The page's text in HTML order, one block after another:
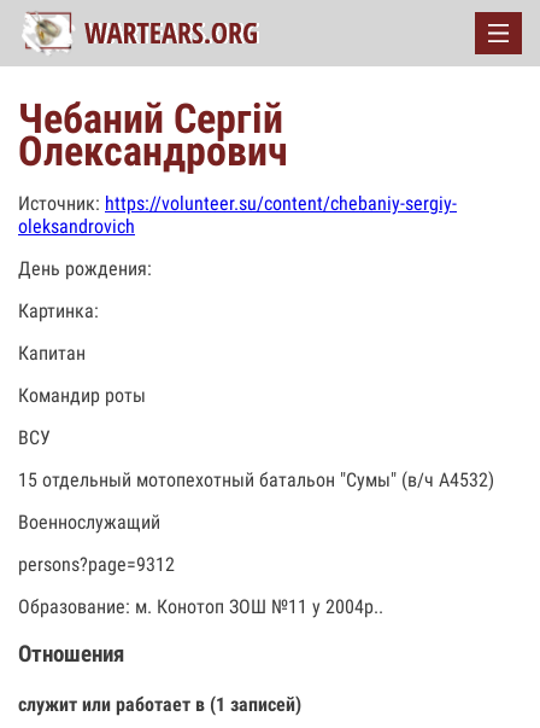
Чебаний Сергій
Олександрович
Источник: https://volunteer.su/content/chebaniy-sergiy-
oleksandrovich
День рождения:
Картинка:
Капитан
Командир роты
ВСУ
15 отдельный мотопехотный батальон "Сумы" (в/ч А4532)
Военнослужащий
persons?page=9312
Образование: м. Конотоп ЗОШ №11 у 2004р..
Отношения
служит или работает в (1 записей)